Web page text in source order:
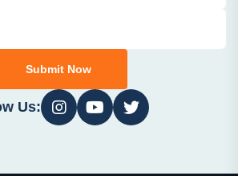
Submit Now
Us: